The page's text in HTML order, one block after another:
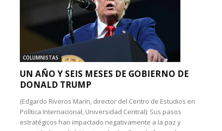
COLUMNISTAS
UN AÑO Y SEIS MESES DE GOBIERNO DE
DONALD TRUMP
(Edgardo Riveros Marín, director del Centro de Estudios en
Política Internacional, Universidad Central): Sus pasos
estratégicos han impactado negativamente a la paz y